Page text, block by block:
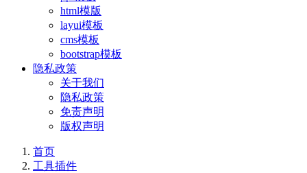
html模版
layui模板
cms模板
bootstrap模板
隐私政策
关于我们
隐私政策
免责声明
版权声明
首页
工具插件